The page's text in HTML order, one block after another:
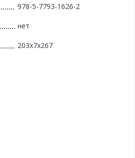
978-5-7793-1626-2
нет
203x7x267